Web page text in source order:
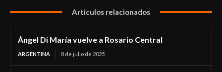
Articulos relacionados
Ángel Di María vuelve a Rosario Central
ARGENTINA 8 de julio de 2025